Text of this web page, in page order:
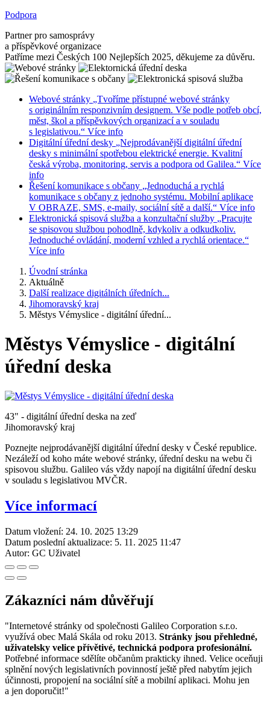
Podpora
Partner pro samosprávy
a příspěvkové organizace
Patříme mezi Českých 100 Nejlepších 2025, děkujeme za důvěru.
Webové stránky „Tvoříme přístupné webové stránky
s originálním responzivním designem. Vše podle potřeb obcí,
měst, škol a příspěvkových organizací a v souladu
s legislativou.“ Více info
Digitální úřední desky „Nejprodávanější digitální úřední
desky s minimální spotřebou elektrické energie. Kvalitní
česká výroba, monitoring, servis a podpora od Galilea.“ Více
info
Řešení komunikace s občany „Jednoduchá a rychlá
komunikace s občany z jednoho systému. Mobilní aplikace
V OBRAZE, SMS, e-maily, sociální sítě a další.“ Více info
Elektronická spisová služba a konzultační služby „Pracujte
se spisovou službou pohodlně, kdykoliv a odkudkoliv.
Jednoduché ovládání, moderní vzhled a rychlá orientace.“
Více info
Úvodní stránka
Aktuálně
Další realizace digitálních úředních...
Jihomoravský kraj
Městys Vémyslice - digitální úřední...
Městys Vémyslice - digitální
úřední deska
43" - digitální úřední deska na zeď
Jihomoravský kraj
Poznejte nejprodávanější digitální úřední desky v České republice.
Nezáleží od koho máte webové stránky, úřední desku na webu či
spisovou službu. Galileo vás vždy napojí na digitální úřední desku
v souladu s legislativou MVČR.
Více informací
Datum vložení: 24. 10. 2025 13:29
Datum poslední aktualizace: 5. 11. 2025 11:47
Autor: GC Uživatel
Zákazníci nám důvěřují
"Internetové stránky od společnosti Galileo Corporation s.r.o.
využívá obec Malá Skála od roku 2013. Stránky jsou přehledné,
uživatelsky velice přívětivé, technická podpora profesionální.
Potřebné informace sdělíte občanům prakticky ihned. Velice oceňuji
splnění nových legislativních povinností ještě před nabytím jejich
účinnosti, propojení na sociální sítě a mobilní aplikaci. Mohu jen
a jen doporučit!"